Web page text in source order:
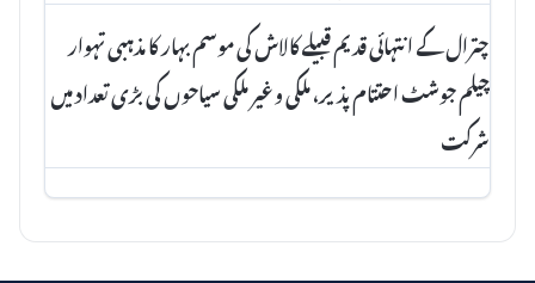
چترال کے انتہائی قدیم قبیلے کالاش کی موسم بہار کا مذہبی تہوار
چیلم جوشٹ احتتام پذیر، ملکی و غیر ملکی سیاحوں کی بڑی تعداد میں
شرکت